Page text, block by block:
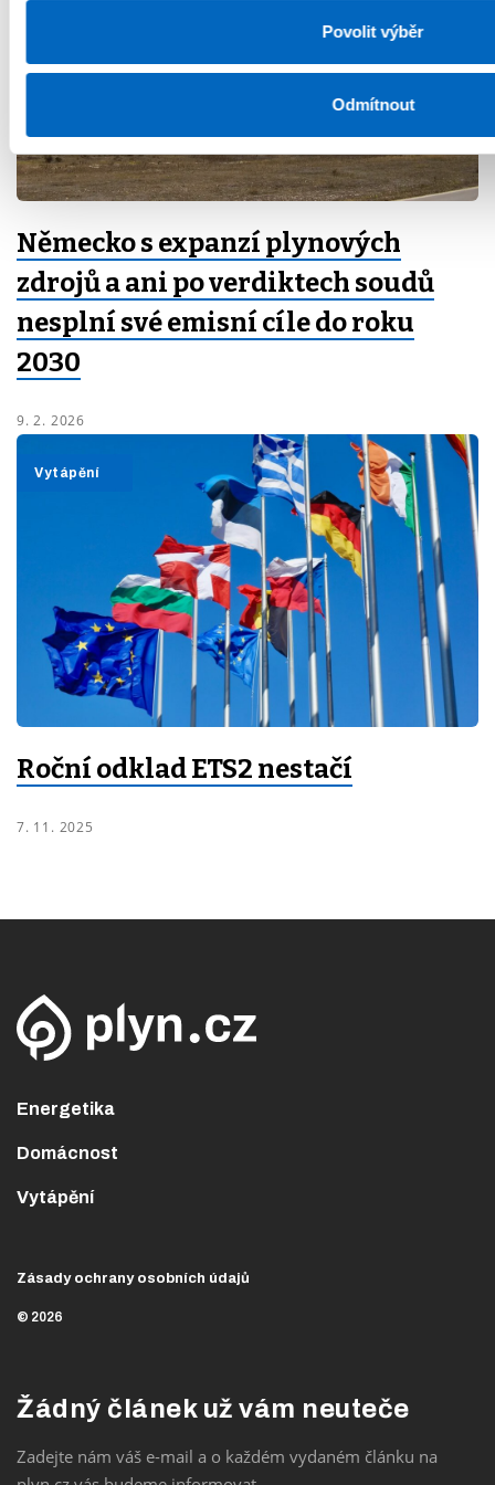
Povolit výběr
Odmítnout
Německo s expanzí plynových
zdrojů a ani po verdiktech soudů
nesplní své emisní cíle do roku
2030
9. 2. 2026
Energetika
Vytápění
Roční odklad ETS2 nestačí
7. 11. 2025
Energetika
Domácnost
Vytápění
Zásady ochrany osobních údajů
© 2026
Žádný článek už vám neuteče
Zadejte nám váš e-mail a o každém vydaném článku na